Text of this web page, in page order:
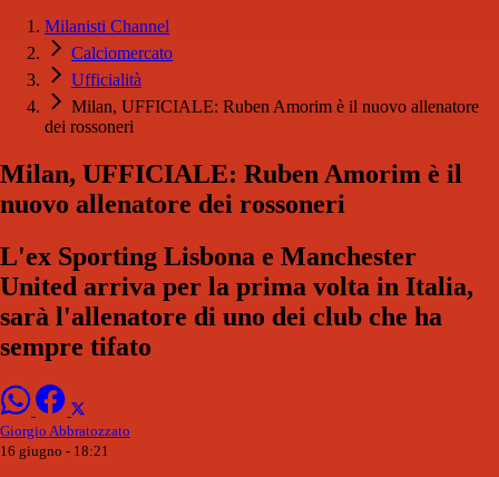
Milanisti Channel
Calciomercato
Ufficialità
Milan, UFFICIALE: Ruben Amorim è il nuovo allenatore
dei rossoneri
Milan, UFFICIALE: Ruben Amorim è il
nuovo allenatore dei rossoneri
L'ex Sporting Lisbona e Manchester
United arriva per la prima volta in Italia,
sarà l'allenatore di uno dei club che ha
sempre tifato
Giorgio Abbratozzato
16 giugno - 18:21